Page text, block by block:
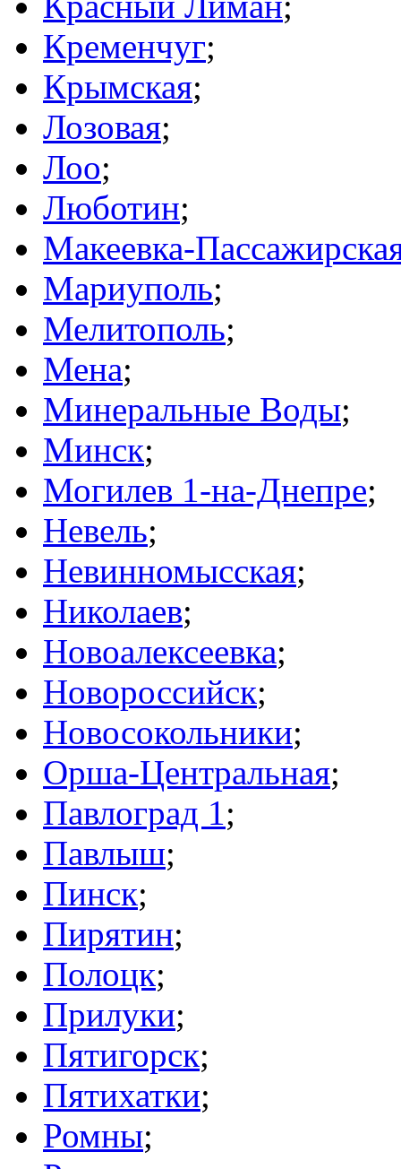
Кременчуг;
Крымская;
Лозовая;
Лоо;
Люботин;
Макеевка-
Мариуполь;
Мелитополь;
Мена;
Минеральные Воды;
Минск;
Могилев 1-на-Днепре;
Невель;
Невинномысская;
Николаев;
Новоалексеевка;
Новороссийск;
Новосокольники;
Орша-Центральная;
Павлоград 1;
Павлыш;
Пинск;
Пирятин;
Полоцк;
Прилуки;
Пятигорск;
Пятихатки;
Ромны;